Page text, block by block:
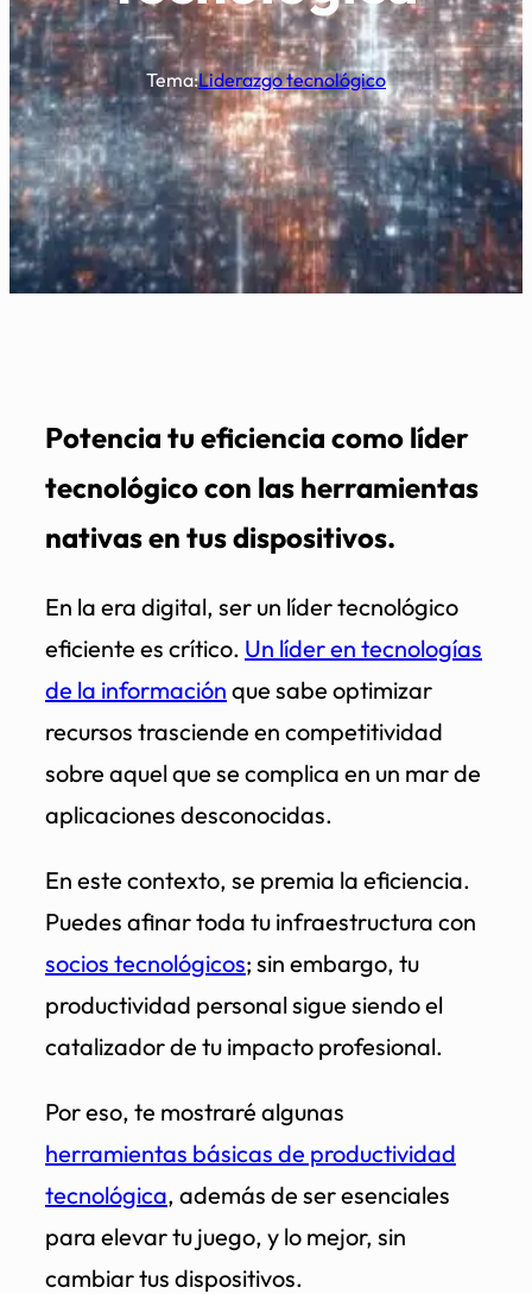
Tema:Liderazgo tecnológico
Potencia tu eficiencia como líder
tecnológico con las herramientas
nativas en tus dispositivos.
En la era digital, ser un líder tecnológico
eficiente es crítico. Un líder en tecnologías
de la información que sabe optimizar
recursos trasciende en competitividad
sobre aquel que se complica en un mar de
aplicaciones desconocidas.
En este contexto, se premia la eficiencia.
Puedes afinar toda tu infraestructura con
socios tecnológicos; sin embargo, tu
productividad personal sigue siendo el
catalizador de tu impacto profesional.
Por eso, te mostraré algunas
herramientas básicas de productividad
tecnológica, además de ser esenciales
para elevar tu juego, y lo mejor, sin
cambiar tus dispositivos.